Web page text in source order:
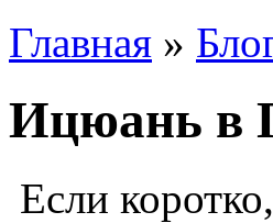
Главная »
Ицюань в
Если